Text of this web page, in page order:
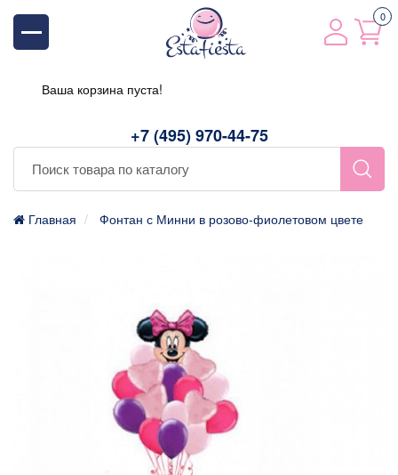
+7 (495) 970-44-75
0
Ваша корзина пуста!
Главная Фонтан с Минни в розово-фиолетовом цвете